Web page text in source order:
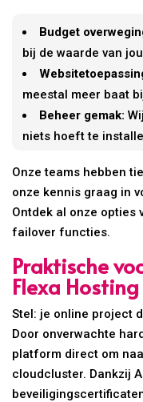
Budget
bij de waarde van
meestal meer baat
Beheer gemak:
niets hoeft te
Onze teams hebben
onze kennis graag in
Ontdek al onze opties
failover functies.
Praktische
Flexa
Stel: je online project
Door onverwachte
platform direct om
cloudcluster. Dankzij